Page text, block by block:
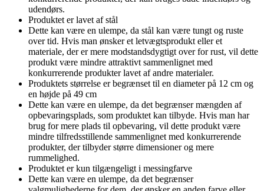
udendørs.
Produktet er lavet af stål
Dette kan være en ulempe, da stål kan være tungt og ruste
over tid. Hvis man ønsker et letvægtsprodukt eller et
materiale, der er mere modstandsdygtigt over for rust, vil dette
produkt være mindre attraktivt sammenlignet med
konkurrerende produkter lavet af andre materialer.
Produktets størrelse er begrænset til en diameter på 12 cm og
en højde på 49 cm
Dette kan være en ulempe, da det begrænser mængden af
opbevaringsplads, som produktet kan tilbyde. Hvis man har
brug for mere plads til opbevaring, vil dette produkt være
mindre tilfredsstillende sammenlignet med konkurrerende
produkter, der tilbyder større dimensioner og mere
rummelighed.
Produktet er kun tilgængeligt i messingfarve
Dette kan være en ulempe, da det begrænser